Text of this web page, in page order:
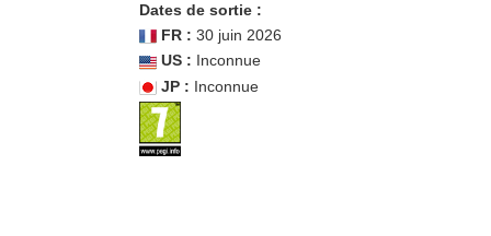
Dates de sortie :
FR : 30 juin 2026
US : Inconnue
JP : Inconnue